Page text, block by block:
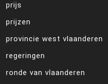
prijs
prijzen
provincie west vlaanderen
regeringen
ronde van vlaanderen